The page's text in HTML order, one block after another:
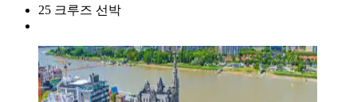
25 크루즈 선박